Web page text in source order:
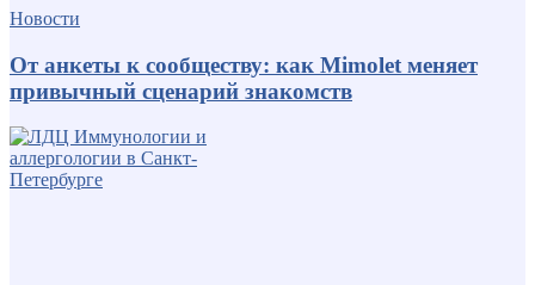
Новости
От анкеты к сообществу: как Mimolet меняет
привычный сценарий знакомств